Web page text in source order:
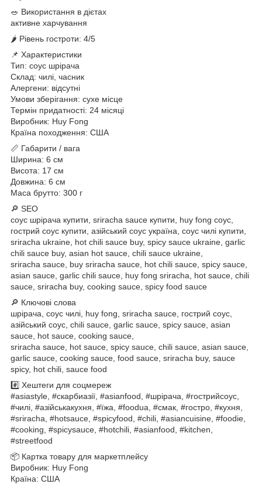
🥗 Використання в дієтах
активне харчування
🌶 Рівень гостроти: 4/5
📌 Характеристики
Тип: соус шрірача
Склад: чилі, часник
Алергени: відсутні
Умови зберігання: сухе місце
Термін придатності: 24 місяці
Виробник: Huy Fong
Країна походження: США
📏 Габарити / вага
Ширина: 6 см
Висота: 17 см
Довжина: 6 см
Маса брутто: 300 г
🔎 SEO
соус шрірача купити, sriracha sauce купити, huy fong соус,
гострий соус купити, азійський соус україна, соус чилі купити,
sriracha ukraine, hot chili sauce buy, spicy sauce ukraine, garlic
chili sauce buy, asian hot sauce, chili sauce ukraine,
sriracha sauce, buy sriracha sauce, hot chili sauce, spicy sauce,
asian sauce, garlic chili sauce, huy fong sriracha, hot sauce, chili
sauce, sriracha buy, cooking sauce, spicy food sauce
🔎 Ключові слова
шрірача, соус чилі, huy fong, sriracha sauce, гострий соус,
азійський соус, chili sauce, garlic sauce, spicy sauce, asian
sauce, hot sauce, cooking sauce,
sriracha sauce, hot sauce, spicy sauce, chili sauce, asian sauce,
garlic sauce, cooking sauce, food sauce, sriracha buy, sauce
spicy, hot chili, sauce food
#️⃣ Хештеги для соцмереж
#asiastyle, #скарбиазії, #asianfood, #шрірача, #гострийсоус,
#чилі, #азійськакухня, #їжа, #foodua, #смак, #гостро, #кухня,
#sriracha, #hotsauce, #spicyfood, #chili, #asiancuisine, #foodie,
#cooking, #spicysauce, #hotchili, #asianfood, #kitchen,
#streetfood
📦 Картка товару для маркетплейсу
Виробник: Huy Fong
Країна: США